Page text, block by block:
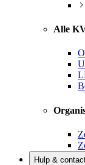
Alle
Hulp &